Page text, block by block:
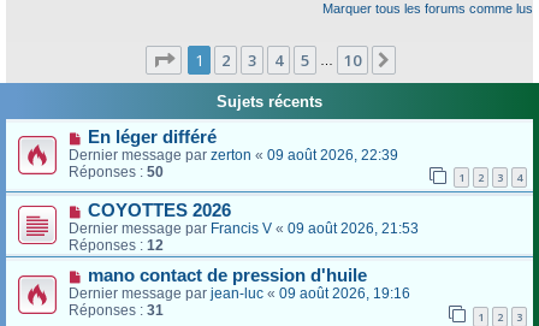
Marquer tous les forums comme lus
Page 1sur
1 2 3 4 5 10
Sujets récents
En léger différé
Dernier message par zerton « 09 août 2026, 22:39
Réponses : 50 1 2 3 4
COYOTTES 2026
Dernier message par Francis V « 09 août 2026, 21:53
Réponses : 12
mano contact de pression d'huile
Dernier message par jean-luc « 09 août 2026, 19:16
Réponses : 31 1 2 3